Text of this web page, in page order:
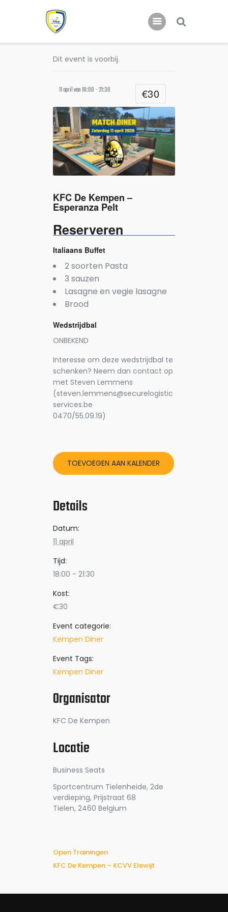
Home
Dit event is voorbij.
11 april van 18:00 -21:30 €30
KFC De Kempen –
Esperanza Pelt
Reserveren
Italiaans Buffet
2 soorten Pasta
3 sauzen
Lasagne en vegie lasagne
Brood
Wedstrijdbal
ONBEKEND
Interesse om deze wedstrijdbal te
schenken? Neem dan contact op
met Steven Lemmens
(steven.lemmens@securelogistic
services.be
0470/55.09.19)
TOEVOEGEN AAN KALENDER
Details
Datum:
11 april
Tijd:
18:00 - 21:30
Kost:
€30
Event categorie:
Kempen Diner
Event Tags:
Kempen Diner
Locatie
Business Seats
Sportcentrum Tielenheide, 2de
verdieping, Prijstraat 68
Tielen, 2460 Belgium
Organisator
KFC De Kempen
Open Trainingen
KFC De Kempen – KCVV Elewijt